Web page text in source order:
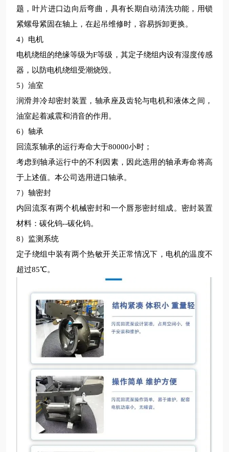
题，叶片进口边向后弯曲，具有长期自动清洗功能，用锁
紧螺母紧固在轴上，在起吊维修时，容易拆卸更换。
4）电机
电机绕组的绝缘等级为F等级，其定子绕组内设有湿度传感
器，以防电机绕组受潮烧毁。
5）油室
润滑并冷却密封装置，轴承座及齿轮与电机和液体之间，
油室起着减震和消音的作用。
6）轴承
回流泵轴承的运行寿命大于80000小时；
考虑到轴承运行中的不利因素，因此选用的轴承寿命将高
于上述值。本公司选用进口轴承。
7）轴密封
内回流泵有两个机械密封和一个唇形密封组成。密封装置
材料：碳化钨--碳化钨。
8）监测系统
定子绕组中装有两个热敏开关正常情况下，电机的温度不
超过85℃。